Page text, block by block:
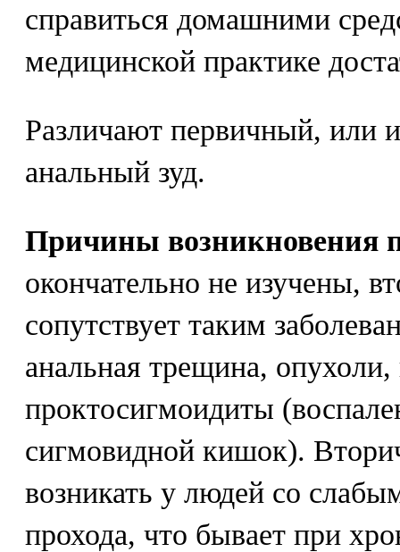
справиться домашними
медицинской практике
Различают первичный, или
анальный зуд.
Причины возникновения
окончательно не изучены,
сопутствует таким
анальная трещина,
проктосигмоидиты
сигмовидной кишок).
возникать у людей со
прохода, что бывает при